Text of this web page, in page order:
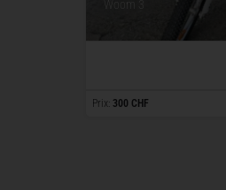
Woom 3
Prix: 300 CHF